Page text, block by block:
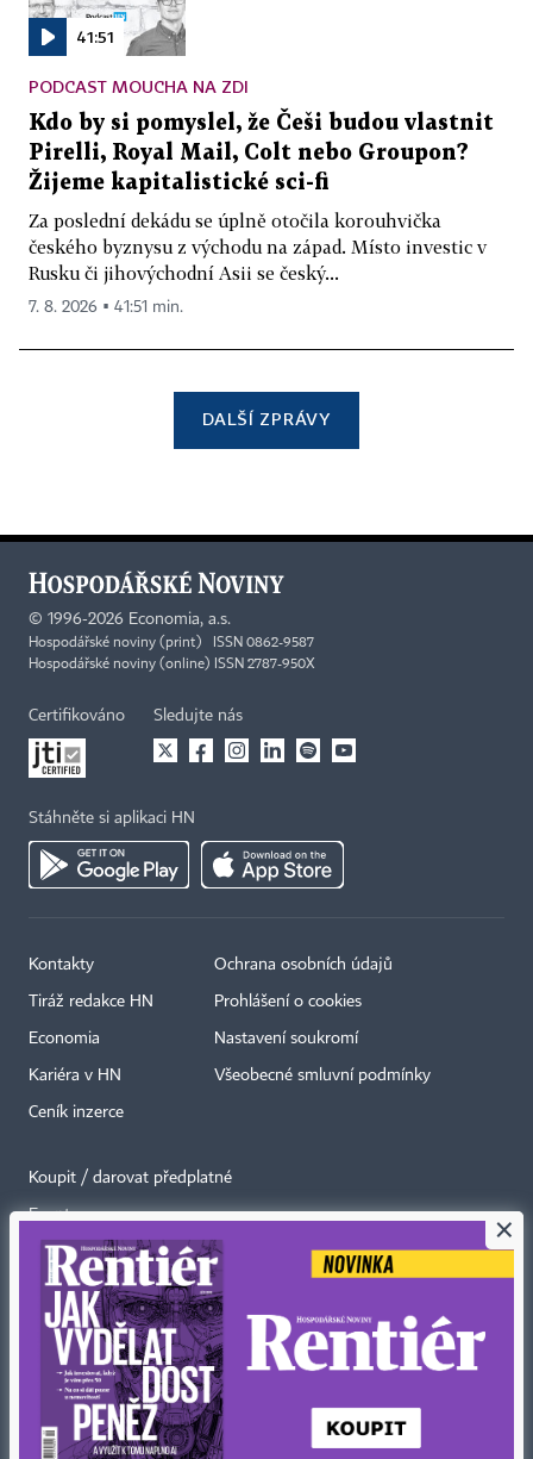
41:51
PODCAST MOUCHA NA ZDI
Kdo by si pomyslel, že Češi budou vlastnit
Pirelli, Royal Mail, Colt nebo Groupon?
Žijeme kapitalistické sci-fi
Za poslední dekádu se úplně otočila korouhvička
českého byznysu z východu na západ. Místo investic v
Rusku či jihovýchodní Asii se český...
7. 8. 2026 ▪ 41:51 min.
DALŠÍ ZPRÁVY
© 1996-2026 Economia, a.s.
Hospodářské noviny (print) ISSN 0862-9587
Hospodářské noviny (online) ISSN 2787-950X
Certifikováno Sledujte nás
Stáhněte si aplikaci HN
Kontakty
Tiráž redakce HN
Economia
Kariéra v HN
Ceník inzerce
Ochrana osobních údajů
Prohlášení o cookies
Nastavení soukromí
Všeobecné smluvní podmínky
Koupit / darovat předplatné
Eventy
Newslettery
RSS kanály
Autorská práva vykonává vydavatel. Bez písemného svolení vydavatele je
zakázáno jakékoli užití částí nebo celku díla, zejména rozmnožování a šíření
jakýmkoli způsobem, mechanickým nebo elektronickým, v českém nebo
jiném jazyce. Bez souhlasu vydavatele je zakázáno též rozmnožování
×